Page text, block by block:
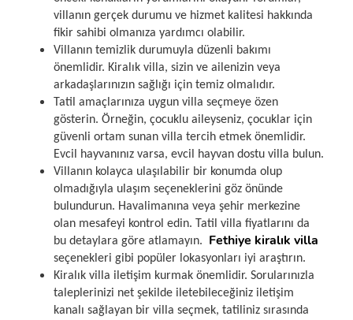
villanın gerçek durumu ve hizmet kalitesi hakkında
fikir sahibi olmanıza yardımcı olabilir.
Villanın temizlik durumuyla düzenli bakımı
önemlidir. Kiralık villa, sizin ve ailenizin veya
arkadaşlarınızın sağlığı için temiz olmalıdır.
Tatil amaçlarınıza uygun villa seçmeye özen
gösterin. Örneğin, çocuklu aileyseniz, çocuklar için
güvenli ortam sunan villa tercih etmek önemlidir.
Evcil hayvanınız varsa, evcil hayvan dostu villa bulun.
Villanın kolayca ulaşılabilir bir konumda olup
olmadığıyla ulaşım seçeneklerini göz önünde
bulundurun. Havalimanına veya şehir merkezine
olan mesafeyi kontrol edin. Tatil villa fiyatlarını da
bu detaylara göre atlamayın. Fethiye kiralık villa
seçenekleri gibi popüler lokasyonları iyi araştırın.
Kiralık villa iletişim kurmak önemlidir. Sorularınızla
taleplerinizi net şekilde iletebileceğiniz iletişim
kanalı sağlayan bir villa seçmek, tatiliniz sırasında